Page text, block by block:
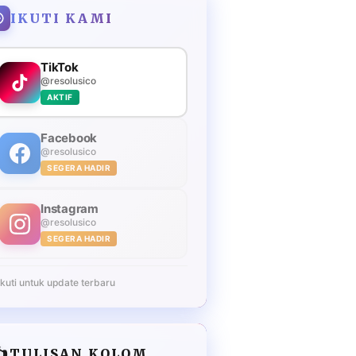
IKUTI KAMI
TikTok
@resolusico
AKTIF
Facebook
@resolusico
SEGERA HADIR
Instagram
@resolusico
SEGERA HADIR
untuk update terbaru